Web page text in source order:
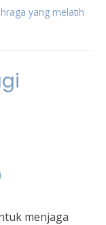
yang melatih
menjaga